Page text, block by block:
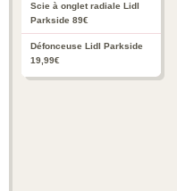
Scie à onglet radiale Lidl
Parkside 89€
Défonceuse Lidl Parkside
19,99€